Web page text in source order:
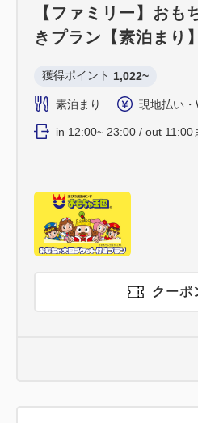
【ファミリー】おも
きプラン【素泊まり】
獲得ポイント 1,022~
素泊まり 現地払い
in 12:00~ 23:00 / out 11:00
クーポ